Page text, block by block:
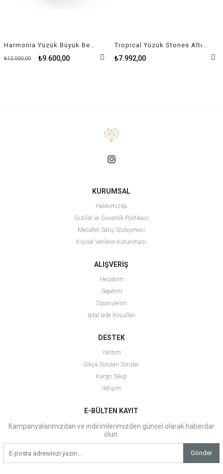
Harmonia Yüzük Büyük Beyaz Kristal
₺9.600,00
₺12.000,00
Tropical Yüzük Stones Altın Kaplama 50-52 beden
₺7.992,00
KURUMSAL
Hakkımızda
Gizlilik ve Güvenlik Politikası
Mesafeli Satış Sözleşmesi
Kişisel Verilerin Korunması
ALIŞVERİŞ
Hesabım
Sepetim
Siparişlerim
İptal İade Koşulları
DESTEK
Yardım
Sıkça Sorulan Sorular
Kargo Takip
İletişim
E-BÜLTEN KAYIT
Kampanyalarımızdan ve indirimlerimizden güncel olarak haberdar
olun.
Gönder